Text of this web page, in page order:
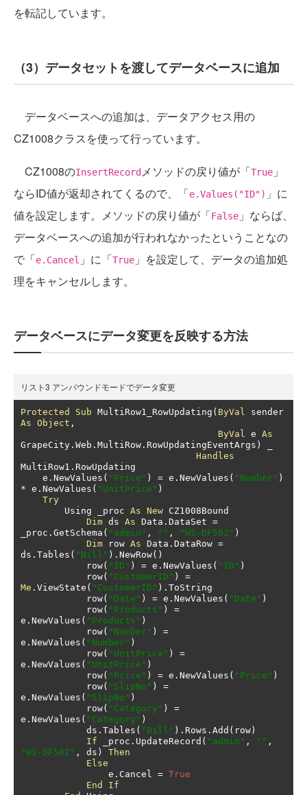
を転記しています。
（3）データセットを渡してデータベースに追加
データベースへの追加は、データアクセス用の
CZ1008クラスを使って行っています。
CZ1008のInsertRecord メソッドの戻り値が「True 」
ならID値が返却されてくるので、「e.Values("ID") 」に
値を設定します。メソッドの戻り値が「False 」ならば、
データベースへの追加が行われなかったということなの
で「e.Cancel 」に「True 」を設定して、データの追加処
理をキャンセルします。
データベースにデータ変更を反映する方法
リスト3 アンバウンドモードでデータ変更
Protected Sub MultiRow1_RowUpdating ( ByVal
As Object ,
ByVal e As
GrapeCity . Web . MultiRow . RowUpdatingEventArgs )
Handles
MultiRow1 . RowUpdating
    e
. NewValues ( "Price" ) = e . NewValues ( "Number" )
* e . NewValues ( "UnitPrice" )
Try
        Using _proc
As New CZ1008Bound
Dim ds As Data . DataSet =
_proc . GetSchema ( "admin" , "" , "WS-DF502" )
Dim row As Data . DataRow =
ds . Tables ( "Bill" ). NewRow()
            row
( "ID" ) = e . NewValues ( "ID" )
            row
( "CustomerID" )
=
Me . ViewState ( "CustomerID" ). ToString
            row
( "Date" ) = e . NewValues ( "Date" )
            row
( "Products" )
=
e . NewValues ( "Products" )
            row
( "Number" )
=
e . NewValues ( "Number" )
            row
( "UnitPrice" )
=
e . NewValues ( "UnitPrice" )
            row
( "Price" ) = e . NewValues ( "Price" )
            row
( "SlipNo" )
=
e . NewValues ( "SlipNo" )
            row
( "Category" )
=
e . NewValues ( "Category" )
            ds
. Tables ( "Bill" ). Rows . Add ( row )
If _proc . UpdateRecord ( "admin" , "" ,
"WS-DF502" , ds )
Then
Else
                e
. Cancel = True
End
If